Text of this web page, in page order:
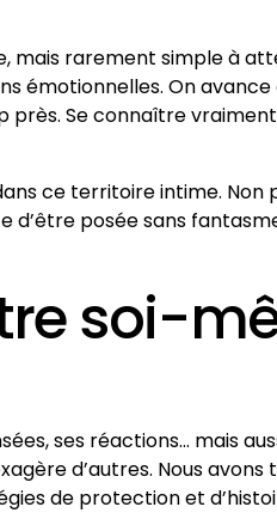
mais rarement simple à
émotionnelles. On
Se connaître
ce territoire intime.
posée sans
soi-
ses réactions… mais
d’autres. Nous
de protection et